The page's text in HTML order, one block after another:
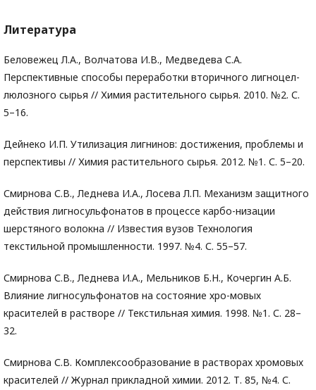
Литература
Беловежец Л.А., Волчатова И.В., Медведева С.А.
Перспективные способы переработки вторичного лигноцел-
люлозного сырья // Химия растительного сырья. 2010. №2. С.
5–16.
Дейнеко И.П. Утилизация лигнинов: достижения, проблемы и
перспективы // Химия растительного сырья. 2012. №1. С. 5–20.
Смирнова С.В., Леднева И.А., Лосева Л.П. Механизм защитного
действия лигносульфонатов в процессе карбо-низации
шерстяного волокна // Известия вузов Технология
текстильной промышленности. 1997. №4. С. 55–57.
Смирнова С.В., Леднева И.А., Мельников Б.Н., Кочергин А.Б.
Влияние лигносульфонатов на состояние хро-мовых
красителей в растворе // Текстильная химия. 1998. №1. С. 28–
32.
Смирнова С.В. Комплексообразование в растворах хромовых
красителей // Журнал прикладной химии. 2012. Т. 85, №4. С.